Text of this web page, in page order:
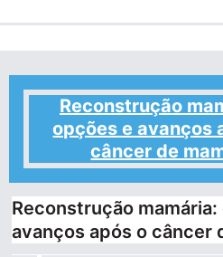
Reconstrução
opções e avanços
câncer de
Reconstrução
avanços após o câncer